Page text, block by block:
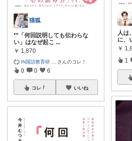
猫狐
**「何回説明しても伝わらな
い」はなぜ起こ ...
￥ 1,870
IN国語教育研 さんのコレ！
0 0 6
コレ いいね
人は
に、
￥
1